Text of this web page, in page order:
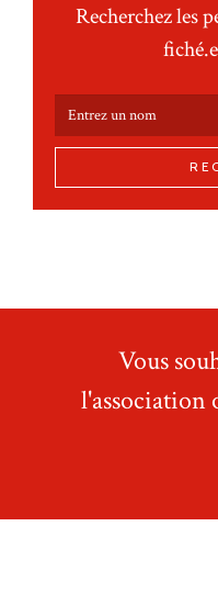
Recherchez les
Vous
l'association